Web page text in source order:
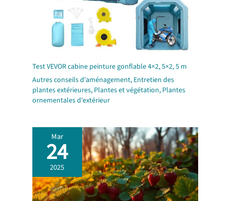
Test VEVOR cabine peinture gonflable 4×2, 5×2, 5 m
Autres conseils d'aménagement, Entretien des
plantes extérieures, Plantes et végétation, Plantes
ornementales d'extérieur
Mar
24
2025